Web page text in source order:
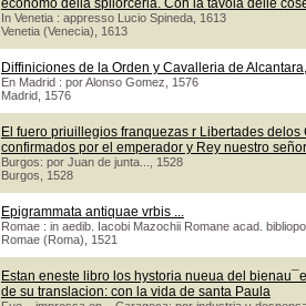
economo della spilorceria. Con la tavola delle
In Venetia : appresso Lucio Spineda, 1613
Venetia (Venecia), 1613
Diffiniciones de la Orden y Cavalleria de
En Madrid : por Alonso Gomez, 1576
Madrid, 1576
El fuero priuillegios franquezas r Libertades
confirmados por el emperador y Rey nuestro
Burgos: por Juan de junta..., 1528
Burgos, 1528
Epigrammata antiquae vrbis ...
Romae : in aedib. Iacobi Mazochii Romane acad.
Romae (Roma), 1521
Estan eneste libro los hystoria nueua del
de su translacion: con la vida de santa Paula